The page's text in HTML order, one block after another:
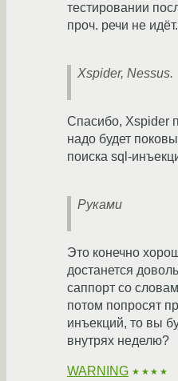
тестировании
проч. речи не
Xspider, Nessus.
Спасибо, Xspider
надо будет
поиска sql-
Руками
Это конечно
достанется
саппорт со
потом попросят
инъекций, то вы
внутрях неделю?
WARNING ★★★★